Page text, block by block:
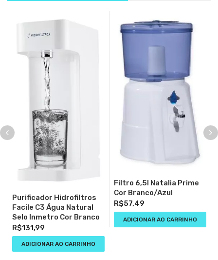
Purificador Hidrofiltros
Facile C3 Água Natural
Selo Inmetro Cor Branco
R$131,99
ADICIONAR AO CARRINHO
Filtro 6,5l Natalia Prime
Cor Branco/Azul
R$57,49
ADICIONAR AO CARRINHO